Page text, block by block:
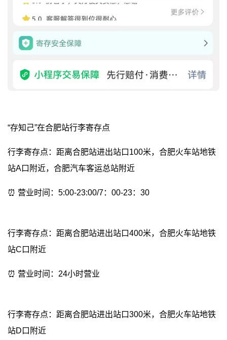
“存知己”在合肥站行李寄存点
行李寄存点：距离合肥站进出站口100米，合肥火车站地铁
站A口附近，合肥汽车客运总站附近
⏰ 营业时间：5:00-23:00/7：00-23：30
行李寄存点：距离合肥站进出站口400米，合肥火车站地铁
站C口附近
⏰ 营业时间：24小时营业
行李寄存点：距离合肥站进出站口300米，合肥火车站地铁
站D口附近